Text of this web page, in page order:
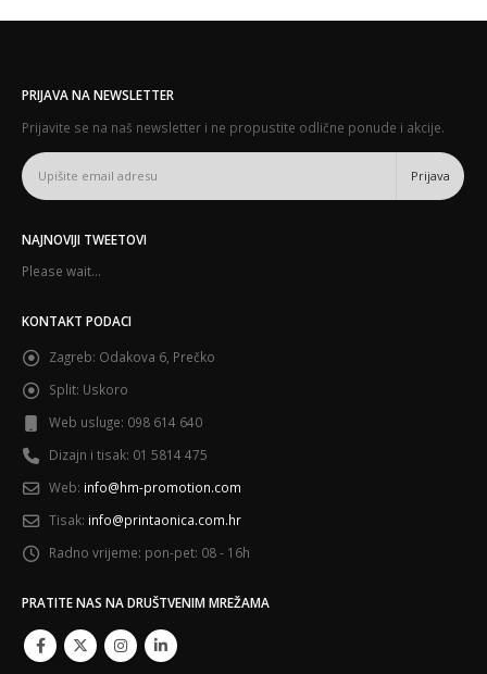
PRIJAVA NA NEWSLETTER
Prijavite se na naš newsletter i ne propustite odlične ponude i akcije.
NAJNOVIJI TWEETOVI
Please wait...
KONTAKT PODACI
Zagreb: Odakova 6, Prečko
Split: Uskoro
Web usluge: 098 614 640
Dizajn i tisak: 01 5814 475
Web: info@hm-promotion.com
Tisak: info@printaonica.com.hr
Radno vrijeme: pon-pet: 08 - 16h
PRATITE NAS NA DRUŠTVENIM MREŽAMA